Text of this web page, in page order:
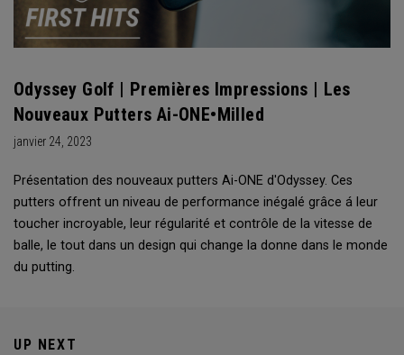
Odyssey Golf | Premières Impressions | Les
Nouveaux Putters Ai-ONE•Milled
janvier 24, 2023
Présentation des nouveaux putters Ai-ONE d'Odyssey. Ces
putters offrent un niveau de performance inégalé grâce á leur
toucher incroyable, leur régularité et contrôle de la vitesse de
balle, le tout dans un design qui change la donne dans le monde
du putting.
UP NEXT